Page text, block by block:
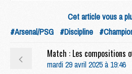
Cet article vous a
#Arsenal/PSG #Discipline
mardi 29 avril 2025 à 19:46